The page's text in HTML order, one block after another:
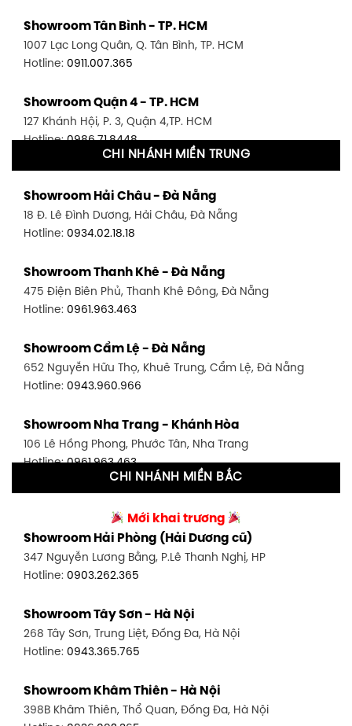
Showroom Tân Bình - TP. HCM
1007 Lạc Long Quân, Q. Tân Bình, TP. HCM
Hotline: 0911.007.365
Showroom Quận 4 - TP. HCM
127 Khánh Hội, P. 3, Quận 4,TP. HCM
Hotline:0986.71.8448
1411 Đường 3/2, P. 16, Quận 11, TP. HCM
Hotline:0906.256.759
1448 Huỳnh Tấn Phát, Phú Thuận, Quận 7, TP HCM
Hotline:0946.480.580
348 Đ. Bạch Đằng, P. 14, Bình Thạnh, TP HCM
Hotline:0902.716.230
591 Hoàng Văn Thụ, P. 4, Tân Bình, TP HCM
Hotline:0906.256.759
Showroom Tân Bình 2 - TP. HCM
0986.71.8448
Showroom Thuận An - Bình Dương
66 đường DT743, An Phú, Thuận An, Bình Dương
Showroom Biên Hòa - Đồng Nai
452 Nguyễn Ái Quốc, Tân Tiến, TP. Biên Hòa, Đồng Nai
CHI NHÁNH MIỀN TRUNG
Showroom Hải Châu - Đà Nẵng
18 Đ. Lê Đình Dương, Hải Châu, Đà Nẵng
Hotline: 0934.02.18.18
Showroom Thanh Khê - Đà Nẵng
475 Điện Biên Phủ, Thanh Khê Đông, Đà Nẵng
Hotline: 0961.963.463
Showroom Cẩm Lệ - Đà Nẵng
652 Nguyễn Hữu Thọ, Khuê Trung, Cẩm Lệ, Đà Nẵng
Hotline: 0943.960.966
Showroom Nha Trang - Khánh Hòa
106 Lê Hồng Phong, Phước Tân, Nha Trang
Hotline:0961.963.463
27-29 Nguyễn Sỹ Sách, Hưng Bình, TP Vinh, Nghệ An
Hotline:0943.960.966
Showroom Buôn Ma Thuột
Hotline:0934.02.18.18
CHI NHÁNH MIỀN BẮC
Mới khai trương
Showroom Hải Phòng (Hải Dương cũ)
347 Nguyễn Lương Bằng, P.Lê Thanh Nghị, HP
Hotline: 0903.262.365
Showroom Tây Sơn - Hà Nội
268 Tây Sơn, Trung Liệt, Đống Đa, Hà Nội
Hotline: 0943.365.765
Showroom Khâm Thiên - Hà Nội
398B Khâm Thiên, Thổ Quan, Đống Đa, Hà Nội